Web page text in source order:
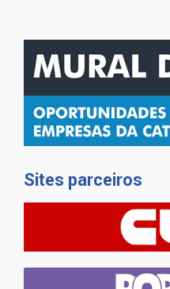
Sites parceiros